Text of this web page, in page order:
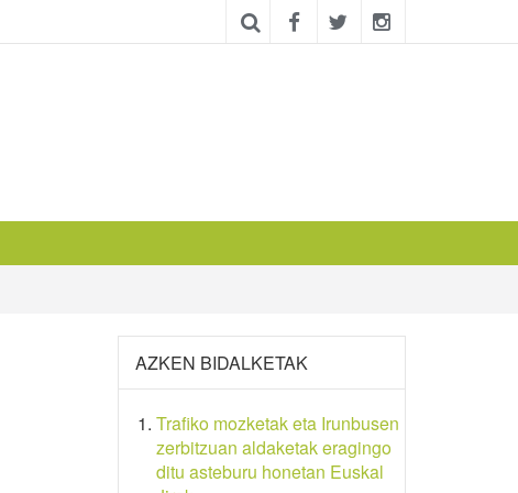
AZKEN BIDALKETAK
Trafiko mozketak eta Irunbusen
zerbitzuan aldaketak eragingo
ditu asteburu honetan Euskal